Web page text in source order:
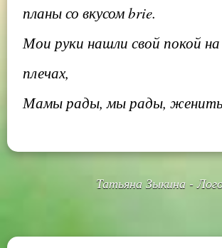
планы со вкусом brie.
Мои руки нашли свой покой
плечах,
Мамы рады, мы рады,
Татьяна Зыкина -